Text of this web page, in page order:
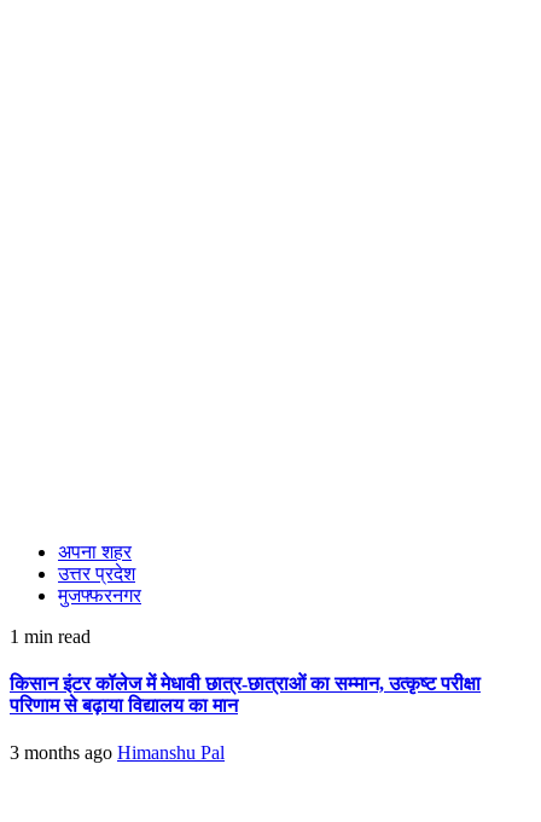
अपना शहर
उत्तर प्रदेश
मुजफ्फरनगर
1 min read
किसान इंटर कॉलेज में मेधावी छात्र-छात्राओं का सम्मान, उत्कृष्ट परीक्षा
परिणाम से बढ़ाया विद्यालय का मान
3 months ago Himanshu Pal